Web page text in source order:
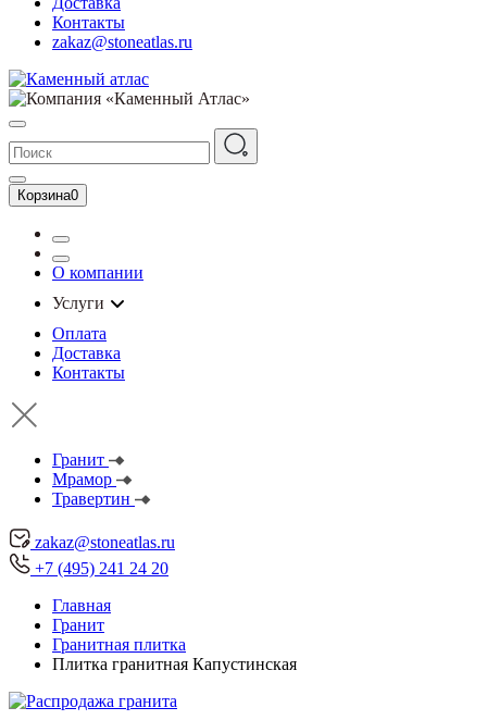
Контакты
zakaz@stoneatlas.ru
Корзина0
О компании
Услуги
Оплата
Доставка
Контакты
Гранит
Мрамор
Травертин
zakaz@stoneatlas.ru
+7 (495) 241 24 20
Главная
Гранит
Гранитная плитка
Плитка гранитная Капустинская